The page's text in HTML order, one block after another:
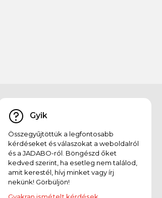
Gyik
Összegyűjtöttük a legfontosabb
kérdéseket és válaszokat a weboldalról
és a JADABO-ról. Böngészd őket
kedved szerint, ha esetleg nem találod,
amit kerestél, hívj minket vagy írj
nekünk! Görbüljön!
Gyakran ismételt kérdések